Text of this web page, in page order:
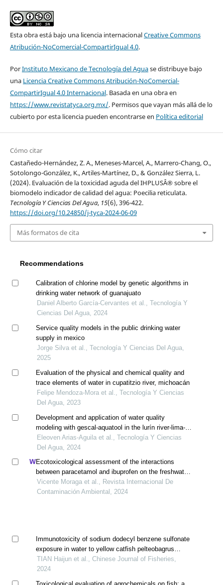
Esta obra está bajo una licencia internacionalCreative Commons
Atribución-NoComercial-CompartirIgual 4.0.
PorInstituto Mexicano de Tecnología del Aguase distribuye bajo
una Licencia Creative Commons Atribución-NoComercial-
CompartirIgual 4.0 Internacional. Basada en una obra en
https://www.revistatyca.org.mx/. Permisos que vayan más allá de lo
cubierto por esta licencia pueden encontrarse en Política editorial
Cómo citar
Castañedo-Hernández, Z. A., Meneses-Marcel, A., Marrero-Chang, O.,
Sotolongo-González, K., Artiles-Martínez, D., & González Sierra, L.
(2024). Evaluación de la toxicidad aguda del IHPLUSÂ® sobre el
biomodelo indicador de calidad del agua: Poecilia reticulata.
Tecnología Y Ciencias Del Agua, 15(6), 396-422.
https://doi.org/10.24850/j-tyca-2024-06-09
Más formatos de cita
Recommendations
Calibration of chlorine model by genetic algorithms in
drinking water network of guanajuato
Daniel Alberto García-Cervantes et al., Tecnología Y
Ciencias Del Agua, 2024
Service quality models in the public drinking water
supply in mexico
Jorge Silva et al., Tecnología Y Ciencias Del Agua,
2025
Evaluation of the physical and chemical quality and
trace elements of water in cupatitzio river, michoacán
Felipe Mendoza-Mora et al., Tecnología Y Ciencias
Del Agua, 2023
Development and application of water quality
modeling with gescal-aquatool in the lurín river-lima-
peru
Eleoven Arias-Aguila et al., Tecnología Y Ciencias
Del Agua, 2024
Ecotoxicological assessment of the interactions
between paracetamol and ibuprofen on the freshwater
microalgae pseudokirchneriella subcapitata
Vicente Moraga et al., Revista Internacional De
Contaminación Ambiental, 2024
Immunotoxicity of sodium dodecyl benzene sulfonate
exposure in water to yellow catfish pelteobagrus
fulvidraco
TIAN Haijun et al., Chinese Journal of Fisheries,
2024